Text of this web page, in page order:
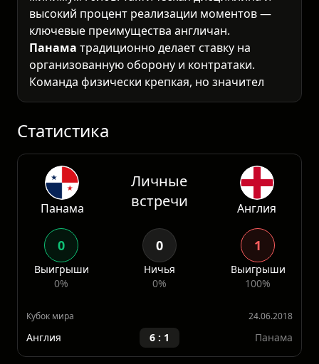
высокий процент реализации моментов —
ключевые преимущества англичан.
Панама традиционно делает ставку на
организованную оборону и контратаки.
Команда физически крепкая, но значительно
уступает в техническом плане и скорости
против топовых сборн
Статистика
Панама
Личные
встречи
Англия
Выигрыши
0%
0%
Выигрыши
100%